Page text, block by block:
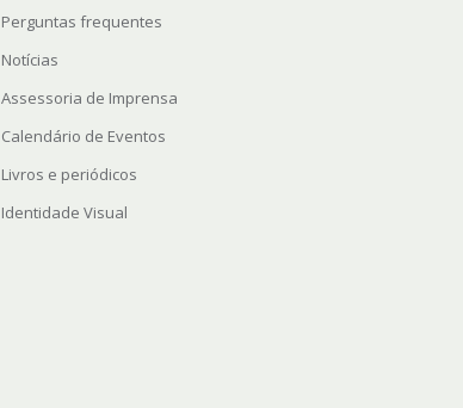
Perguntas frequentes
Notícias
Assessoria de Imprensa
Calendário de Eventos
Livros e periódicos
Identidade Visual